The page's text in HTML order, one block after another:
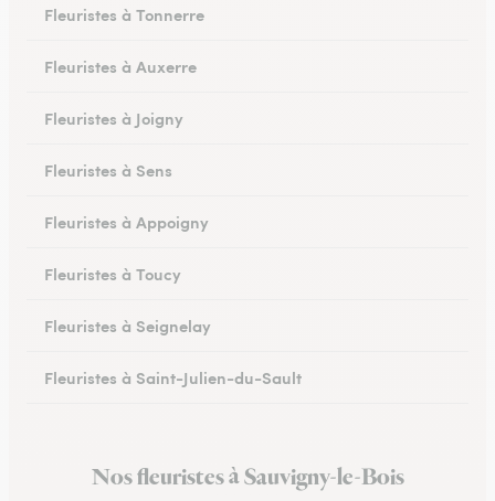
Fleuristes à Tonnerre
Fleuristes à Auxerre
Fleuristes à Joigny
Fleuristes à Sens
Fleuristes à Appoigny
Fleuristes à Toucy
Fleuristes à Seignelay
Fleuristes à Saint-Julien-du-Sault
Fleuristes à Monéteau
Nos fleuristes à Sauvigny-le-Bois